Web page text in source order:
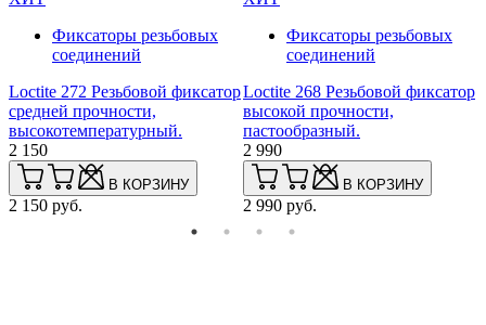
Фиксаторы резьбовых
соединений
Loctite 272 Резьбовой фиксатор
средней прочности,
высокотемпературный.
2 150
В КОРЗИНУ
2 150 руб.
Фиксаторы резьбовых
соединений
Loctite 268 Резьбовой фиксатор
высокой прочности,
пастообразный.
2 990
В КОРЗИНУ
2 990 руб.